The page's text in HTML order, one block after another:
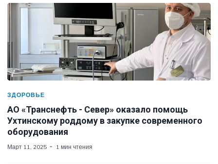
ЗДОРОВЬЕ
АО «Транснефть - Север» оказало помощь
Ухтинскому роддому в закупке современного
оборудования
Март 11, 2025 1 мин чтения